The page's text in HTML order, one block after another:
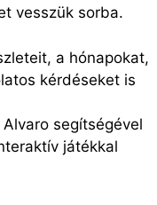
vesszük sorba.
a hónapokat,
kérdéseket is
segítségével
játékkal